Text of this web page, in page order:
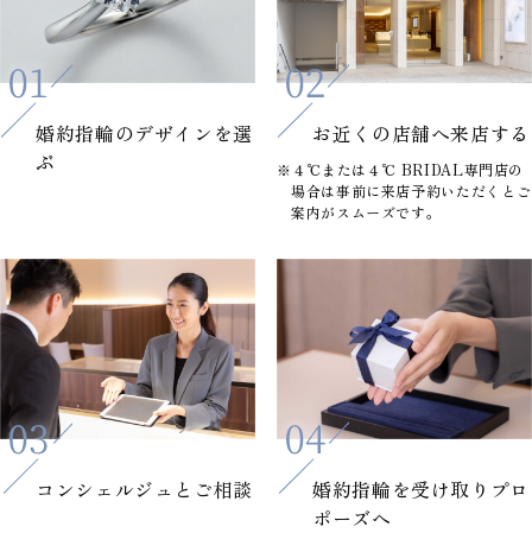
婚約指輪のデザインを選
ぶ
お近くの店舗へ来店する
※４℃または４℃ BRIDAL専門店の
場合は事前に来店予約いただくとご
案内がスムーズです。
コンシェルジュと ご相談 婚約指輪を受け取りプロ
ポーズへ